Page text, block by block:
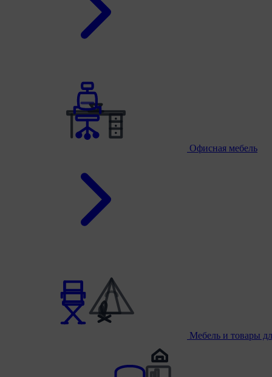
Офисная мебель
Мебель и товары